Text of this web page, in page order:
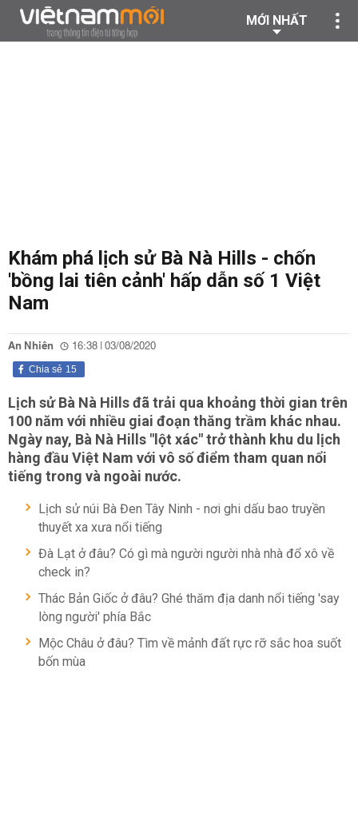
MỚI NHẤT
Khám phá lịch sử Bà Nà Hills - chốn
'bồng lai tiên cảnh' hấp dẫn số 1 Việt
Nam
An Nhiên 16:38 | 03/08/2020
15
Chia sẻ
Lịch sử Bà Nà Hills đã trải qua khoảng thời gian trên
100 năm với nhiều giai đoạn thăng trầm khác nhau.
Ngày nay, Bà Nà Hills "lột xác" trở thành khu du lịch
hàng đầu Việt Nam với vô số điểm tham quan nổi
tiếng trong và ngoài nước.
Lịch sử núi Bà Đen Tây Ninh - nơi ghi dấu bao truyền
thuyết xa xưa nổi tiếng
Đà Lạt ở đâu? Có gì mà người người nhà nhà đổ xô về
check in?
Thác Bản Giốc ở đâu? Ghé thăm địa danh nổi tiếng 'say
lòng người' phía Bắc
Mộc Châu ở đâu? Tìm về mảnh đất rực rỡ sắc hoa suốt
bốn mùa